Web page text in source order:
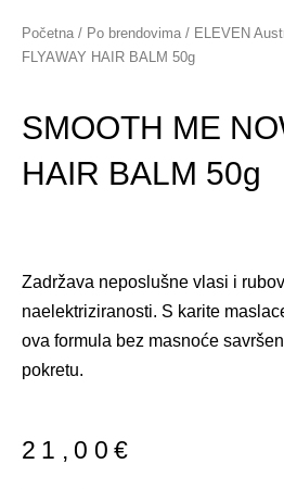
content
Početna / Po brendovima / ELEVEN
FLYAWAY HAIR BALM 50g
SMOOTH ME
HAIR BALM 50g
Zadržava neposlušne vlasi i
naelektriziranosti. S karite
ova formula bez masnoće
pokretu.
21,00 €